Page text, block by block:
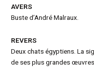
AVERS
Buste d’André Malraux.
REVERS
Deux chats égyptiens. La
de ses plus grandes